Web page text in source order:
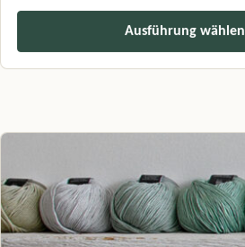
Ausführung wählen